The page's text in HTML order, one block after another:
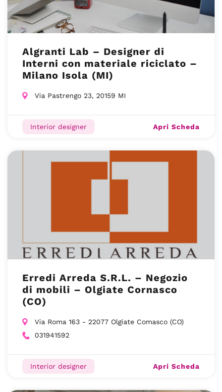
Algranti Lab – Designer di
Interni con materiale riciclato –
Milano Isola (MI)
Via Pastrengo 23, 20159 MI
Interior designer Apri Scheda
Erredi Arreda S.R.L. – Negozio
di mobili – Olgiate Cornasco
(CO)
Via Roma 163 - 22077 Olgiate Comasco (CO)
031941592
Interior designer Apri Scheda